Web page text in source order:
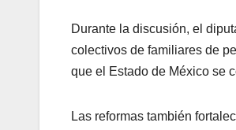
Durante la discusión, el
colectivos de familiares de
que el Estado de México se
Las reformas también